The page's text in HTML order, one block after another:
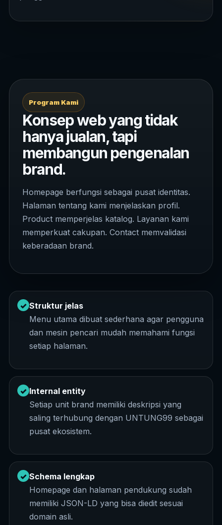
Program Kami
Konsep web yang tidak
hanya jualan, tapi
membangun pengenalan
brand.
Homepage berfungsi sebagai pusat identitas.
Halaman tentang kami menjelaskan profil.
Product memperjelas katalog. Layanan kami
memperkuat cakupan. Contact memvalidasi
keberadaan brand.
✓ Struktur jelas
Menu utama dibuat sederhana agar pengguna
dan mesin pencari mudah memahami fungsi
setiap halaman.
✓ Internal entity
Setiap unit brand memiliki deskripsi yang
saling terhubung dengan UNTUNG99 sebagai
pusat ekosistem.
✓ Schema lengkap
Homepage dan halaman pendukung sudah
memiliki JSON-LD yang bisa diedit sesuai
domain asli.